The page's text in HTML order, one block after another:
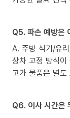
Q5. 파손 예방은
A. 주방 식기/유
상차 고정 방식이
고가 물품은 별
Q6. 이사 시간은